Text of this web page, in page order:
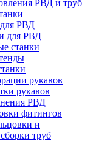
РВД и труб
РВД
для РВД
станки
рукавов
рукавов
РВД
фитингов
и
труб